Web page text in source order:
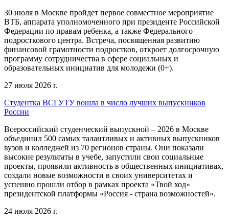
30 июля в Москве пройдет первое совместное мероприятие
ВТБ, аппарата уполномоченного при президенте Российской
Федерации по правам ребенка, а также Федерального
подросткового центра. Встреча, посвященная развитию
финансовой грамотности подростков, откроет долгосрочную
программу сотрудничества в сфере социальных и
образовательных инициатив для молодежи (0+).
27 июля 2026 г.
Студентка ВСГУТУ вошла в число лучших выпускников
России
Всероссийский студенческий выпускной – 2026 в Москве
объединил 500 самых талантливых и активных выпускников
вузов и колледжей из 70 регионов страны. Они показали
высокие результаты в учебе, запустили свои социальные
проекты, проявили активность в общественных инициативах,
создали новые возможности в своих университетах и
успешно прошли отбор в рамках проекта «Твой ход»
президентской платформы «Россия - страна возможностей».
24 июля 2026 г.